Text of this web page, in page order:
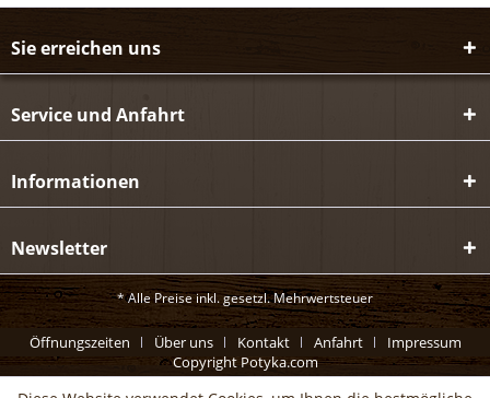
Sie erreichen uns
Service und Anfahrt
Informationen
Newsletter
* Alle Preise inkl. gesetzl. Mehrwertsteuer
Öffnungszeiten Über uns Kontakt Anfahrt
Impressum
Copyright Potyka.com